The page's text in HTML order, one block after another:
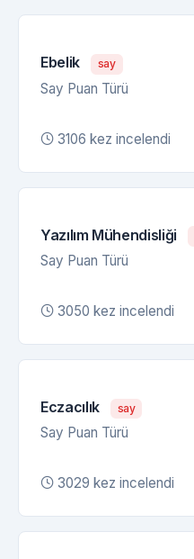
Ebelik say
Say Puan Türü
3106 kez incelendi
Yazılım Mühendisliği
Say Puan Türü
3050 kez incelendi
Eczacılık say
Say Puan Türü
3029 kez incelendi